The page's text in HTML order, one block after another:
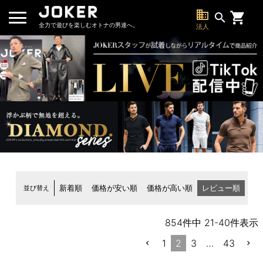
全力で遊びを楽しむオトナの男達へ。
business
法人
search
並び替え 新着順 価格が安い順 価格が高い順 レビュー順
854件中 21-40件表示
1
2 3 … 43